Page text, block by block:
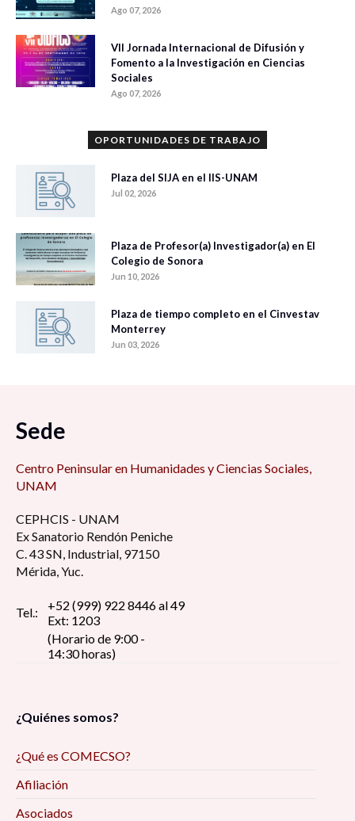
Ago 07, 2026
VII Jornada Internacional de Difusión y
Fomento a la Investigación en Ciencias
Sociales
Ago 07, 2026
OPORTUNIDADES DE TRABAJO
Plaza del SIJA en el IIS-UNAM
Jul 02, 2026
Plaza de Profesor(a) Investigador(a) en El
Colegio de Sonora
Jun 10, 2026
Plaza de tiempo completo en el Cinvestav
Monterrey
Jun 03, 2026
Sede
Centro Peninsular en Humanidades y Ciencias Sociales,
UNAM
CEPHCIS - UNAM
Ex Sanatorio Rendón Peniche
C. 43 SN, Industrial, 97150
Mérida, Yuc.
Tel.:
+52 (999) 922 8446 al 49
Ext: 1203
(Horario de 9:00 -
14:30 horas)
¿Quiénes somos?
¿Qué es COMECSO?
Afiliación
Asociados